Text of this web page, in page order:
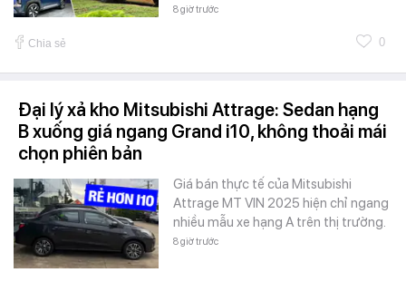
8 giờ trước
Chia sẻ 0
Đại lý xả kho Mitsubishi Attrage: Sedan hạng
B xuống giá ngang Grand i10, không thoải mái
chọn phiên bản
Giá bán thực tế của Mitsubishi
Attrage MT VIN 2025 hiện chỉ ngang
nhiều mẫu xe hạng A trên thị trường.
8 giờ trước